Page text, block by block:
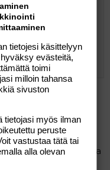
on
juhlat, ja vieraat
noin härskisti ei hän
ottaa sun puolest
oli miehen
sinnepäin mutta
muistaa.. \|O
tietojesi käsittelyyn
evästeitä,
toimi
milloin tahansa
sivuston
tietojasi myös ilman
peruste
vastustaa tätä tai
alla olevan